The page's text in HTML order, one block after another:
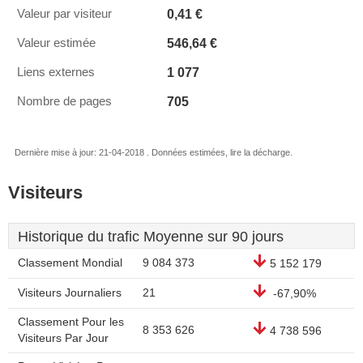
Valeur par visiteur 0,41 €
Valeur estimée 546,64 €
Liens externes 1 077
Nombre de pages 705
Dernière mise à jour: 21-04-2018 . Données estimées, lire la décharge.
Visiteurs
Historique du trafic Moyenne sur 90 jours
Classement Mondial 9 084 373 5 152 179
Visiteurs Journaliers 21 -67,90%
Classement Pour les
Visiteurs Par Jour
8 353 626 4 738 596